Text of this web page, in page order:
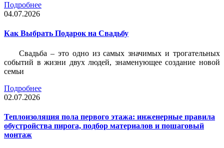
Подробнее
04.07.2026
Как Выбрать Подарок на Свадьбу
Свадьба – это одно из самых значимых и трогательных
событий в жизни двух людей, знаменующее создание новой
семьи
Подробнее
02.07.2026
Теплоизоляция пола первого этажа: инженерные правила
обустройства пирога, подбор материалов и пошаговый
монтаж